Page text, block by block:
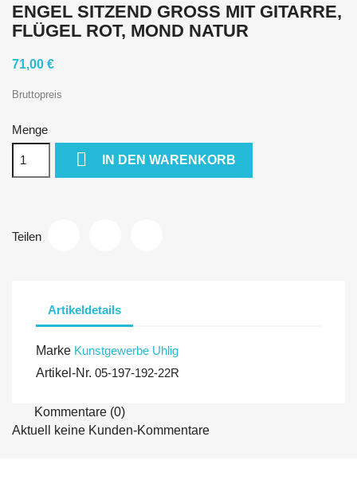
ENGEL SITZEND GROSS MIT GITARRE, F
LÜGEL ROT, MOND NATUR
71,00 €
Bruttopreis
Menge
 IN DEN WARENKORB
Teilen
Artikeldetails
Marke Kunstgewerbe Uhlig
Artikel-Nr. 05-197-192-22R
Kommentare (0)
Aktuell keine Kunden-Kommentare